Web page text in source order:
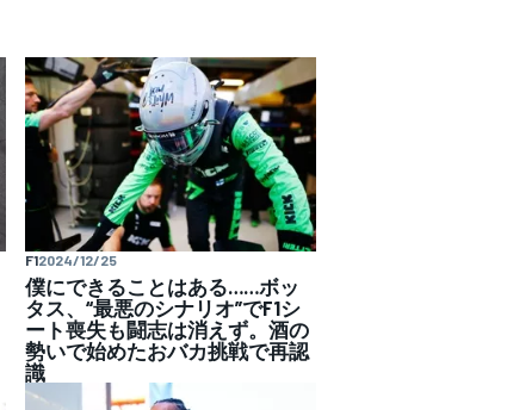
F12024/12/25
僕にできることはある……ボッ
タス、“最悪のシナリオ”でF1シ
ート喪失も闘志は消えず。酒の
勢いで始めたおバカ挑戦で再認
識